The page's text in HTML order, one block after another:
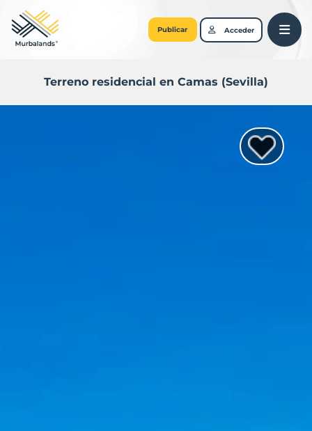
Publicar Acceder
Terreno residencial en Camas (Sevilla)